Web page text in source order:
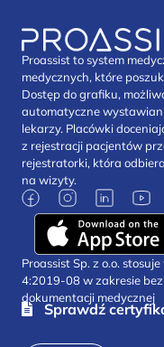
Proassist to system
medycznych, które
Dostęp do grafiku,
automatyczne
lekarzy. Placówki
z rejestracji pacjentów
rejestratorki, która
na wizyty.
Proassist Sp. z o.o.
4:2019-08 w zakresie
dokumentacji medycznej
Sprawdź